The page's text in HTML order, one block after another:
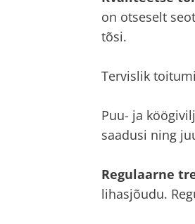
on otseselt
tõsi.
Tervislik
Puu- ja
saadusi ning
Regulaarne
lihasjõudu.